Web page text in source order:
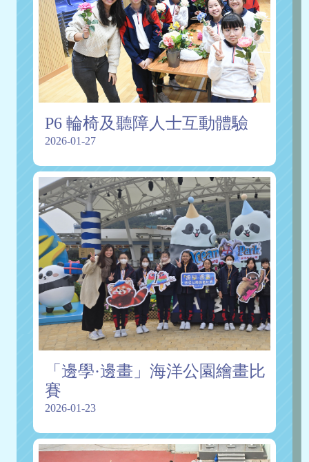
P6 輪椅及聽障人士互動體驗
2026-01-27
「邊學·邊畫」海洋公園繪畫比
賽
2026-01-23